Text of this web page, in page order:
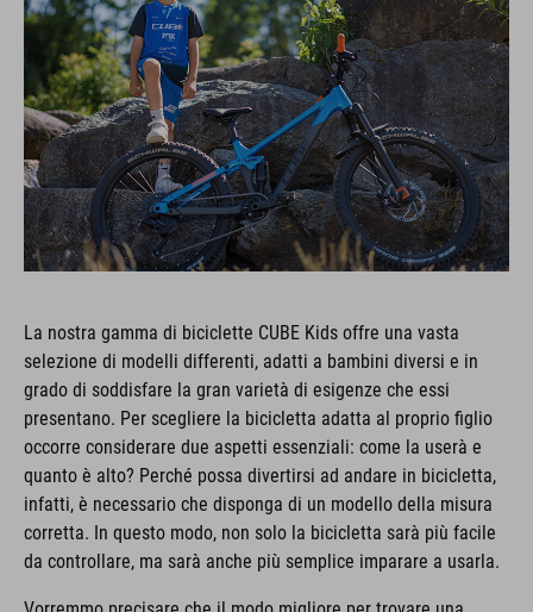
La nostra gamma di biciclette CUBE Kids offre una vasta
selezione di modelli differenti, adatti a bambini diversi e in
grado di soddisfare la gran varietà di esigenze che essi
presentano. Per scegliere la bicicletta adatta al proprio figlio
occorre considerare due aspetti essenziali: come la userà e
quanto è alto? Perché possa divertirsi ad andare in bicicletta,
infatti, è necessario che disponga di un modello della misura
corretta. In questo modo, non solo la bicicletta sarà più facile
da controllare, ma sarà anche più semplice imparare a usarla.